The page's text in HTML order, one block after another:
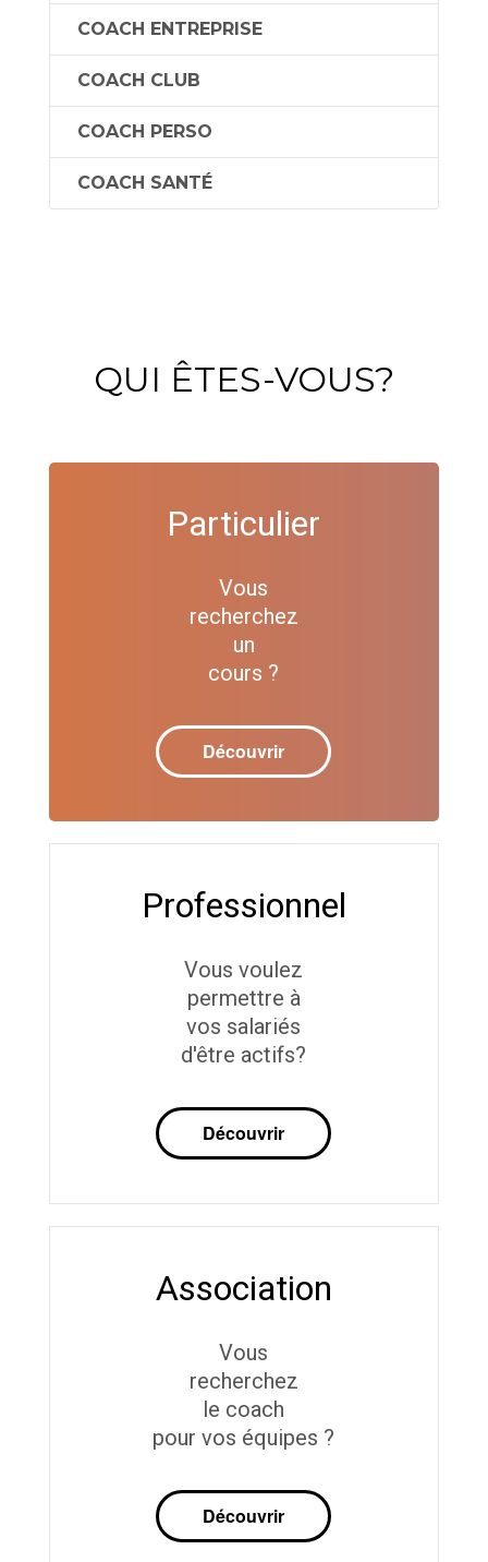
COACH ENTREPRISE
COACH CLUB
COACH PERSO
COACH SANTÉ
QUI ÊTES-VOUS?
Particulier
Vous
recherchez
un
cours ?
Découvrir
Professionnel
Vous voulez
permettre à
vos salariés
d'être actifs?
Découvrir
Association
Vous
recherchez
le coach
pour vos équipes ?
Découvrir